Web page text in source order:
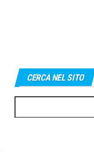
CERCA NEL SITO
per: